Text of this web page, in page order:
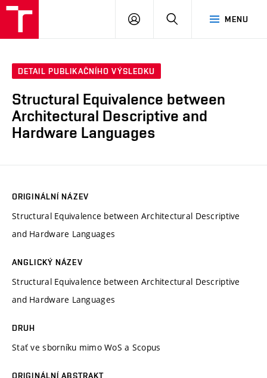
MENU
PŘIHLÁSIT
DETAIL PUBLIKAČNÍHO VÝSLEDKU
Structural Equivalence between
Architectural Descriptive and
Hardware Languages
ORIGINÁLNÍ NÁZEV
Structural Equivalence between Architectural Descriptive
and Hardware Languages
ANGLICKÝ NÁZEV
Structural Equivalence between Architectural Descriptive
and Hardware Languages
DRUH
Stať ve sborníku mimo WoS a Scopus
ORIGINÁLNÍ ABSTRAKT